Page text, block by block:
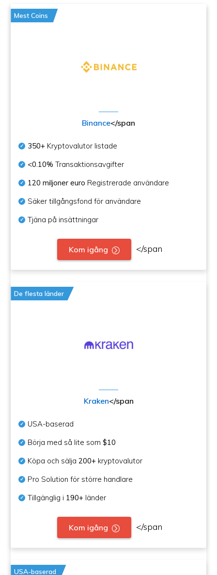
Mest Coins
Binance</span
350+ Kryptovalutor listade
<0.10% Transaktionsavgifter
120 miljoner euro Registrerade användare
Säker tillgångsfond för användare
Tjäna på insättningar
Kom igång </span
De flesta länder
Kraken</span
USA-baserad
Börja med så lite som$10
Köpa och sälja200+ kryptovalutor
Pro Solution för större handlare
Tillgänglig i 190+ länder
Kom igång </span
USA-baserad